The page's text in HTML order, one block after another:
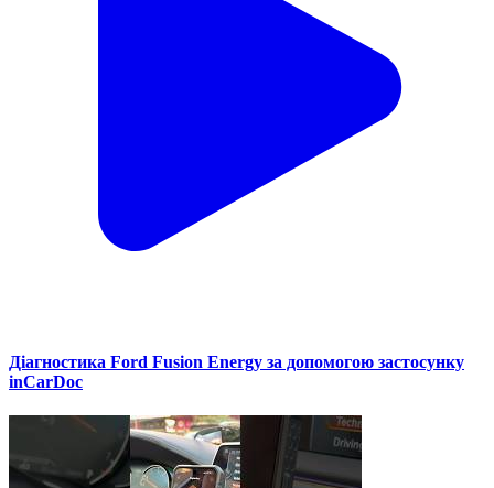
Діагностика Ford Fusion Energy за допомогою застосунку
inCarDoc